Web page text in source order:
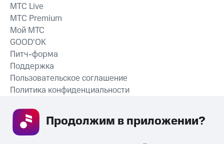
СКАЧАТЬ ПРИЛОЖЕНИЕ
MTС Live
MTС Premium
Мой МТС
GOOD’OK
Питч-форма
Поддержка
Пользовательское соглашение
Политика конфиденциальности